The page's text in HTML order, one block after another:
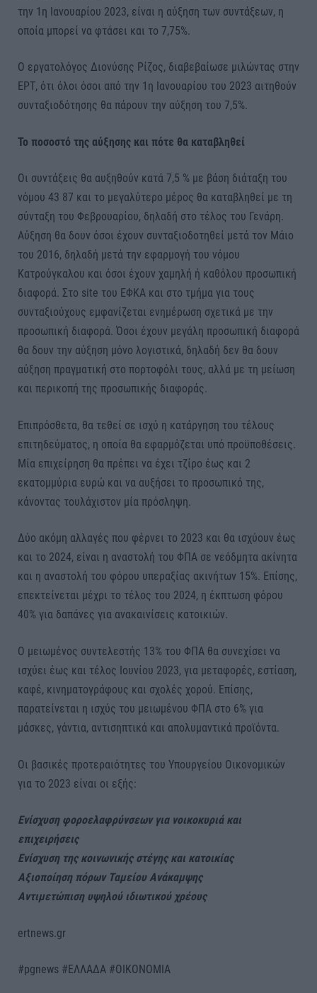
την 1η Ιανουαρίου 2023, είναι η αύξηση των συντάξεων, η
οποία μπορεί να φτάσει και το 7,75%.
Ο εργατολόγος Διονύσης Ρίζος, διαβεβαίωσε μιλώντας στην
ΕΡΤ, ότι όλοι όσοι από την 1η Ιανουαρίου του 2023 αιτηθούν
συνταξιοδότησης θα πάρουν την αύξηση του 7,5%.
Το ποσοστό της αύξησης και πότε θα καταβληθεί
Οι συντάξεις θα αυξηθούν κατά 7,5 % με βάση διάταξη του
νόμου 43 87 και το μεγαλύτερο μέρος θα καταβληθεί με τη
σύνταξη του Φεβρουαρίου, δηλαδή στο τέλος του Γενάρη.
Αύξηση θα δουν όσοι έχουν συνταξιοδοτηθεί μετά τον Μάιο
του 2016, δηλαδή μετά την εφαρμογή του νόμου
Κατρούγκαλου και όσοι έχουν χαμηλή ή καθόλου προσωπική
διαφορά. Στο site του ΕΦΚΑ και στο τμήμα για τους
συνταξιούχους εμφανίζεται ενημέρωση σχετικά με την
προσωπική διαφορά. Όσοι έχουν μεγάλη προσωπική διαφορά
θα δουν την αύξηση μόνο λογιστικά, δηλαδή δεν θα δουν
αύξηση πραγματική στο πορτοφόλι τους, αλλά με τη μείωση
και περικοπή της προσωπικής διαφοράς.
Επιπρόσθετα, θα τεθεί σε ισχύ η κατάργηση του τέλους
επιτηδεύματος, η οποία θα εφαρμόζεται υπό προϋποθέσεις.
Μία επιχείρηση θα πρέπει να έχει τζίρο έως και 2
εκατομμύρια ευρώ και να αυξήσει το προσωπικό της,
κάνοντας τουλάχιστον μία πρόσληψη.
Δύο ακόμη αλλαγές που φέρνει το 2023 και θα ισχύουν έως
και το 2024, είναι η αναστολή του ΦΠΑ σε νεόδμητα ακίνητα
και η αναστολή του φόρου υπεραξίας ακινήτων 15%. Επίσης,
επεκτείνεται μέχρι το τέλος του 2024, η έκπτωση φόρου
40% για δαπάνες για ανακαινίσεις κατοικιών.
Ο μειωμένος συντελεστής 13% του ΦΠΑ θα συνεχίσει να
ισχύει έως και τέλος Ιουνίου 2023, για μεταφορές, εστίαση,
καφέ, κινηματογράφους και σχολές χορού. Επίσης,
παρατείνεται η ισχύς του μειωμένου ΦΠΑ στο 6% για
μάσκες, γάντια, αντισηπτικά και απολυμαντικά προϊόντα.
Οι βασικές προτεραιότητες του Υπουργείου Οικονομικών
για το 2023 είναι οι εξής:
Ενίσχυση φοροελαφρύνσεων για νοικοκυριά και
επιχειρήσεις
Ενίσχυση της κοινωνικής στέγης και κατοικίας
Αξιοποίηση πόρων Ταμείου Ανάκαμψης
Αντιμετώπιση υψηλού ιδιωτικού χρέους
ertnews.gr
#pgnews #ΕΛΛΑΔΑ #ΟΙΚΟΝΟΜΙΑ